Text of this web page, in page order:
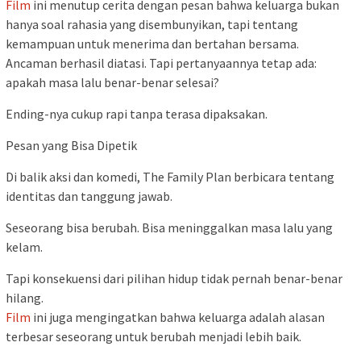
Film ini menutup cerita dengan pesan bahwa keluarga bukan
hanya soal rahasia yang disembunyikan, tapi tentang
kemampuan untuk menerima dan bertahan bersama.
Ancaman berhasil diatasi. Tapi pertanyaannya tetap ada:
apakah masa lalu benar-benar selesai?
Ending-nya cukup rapi tanpa terasa dipaksakan.
Pesan yang Bisa Dipetik
Di balik aksi dan komedi, The Family Plan berbicara tentang
identitas dan tanggung jawab.
Seseorang bisa berubah. Bisa meninggalkan masa lalu yang
kelam.
Tapi konsekuensi dari pilihan hidup tidak pernah benar-benar
hilang.
Film ini juga mengingatkan bahwa keluarga adalah alasan
terbesar seseorang untuk berubah menjadi lebih baik.